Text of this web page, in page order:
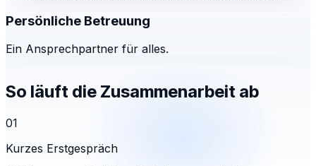
Persönliche Betreuung
Ein Ansprechpartner für alles.
So läuft die Zusammenarbeit ab
01
Kurzes Erstgespräch